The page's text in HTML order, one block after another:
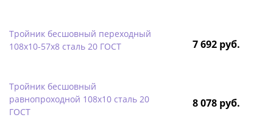
Тройник бесшовный переходный
108х10-57х8 сталь 20 ГОСТ
7 692 руб.
Тройник бесшовный
равнопроходной 108х10 сталь 20
ГОСТ
8 078 руб.